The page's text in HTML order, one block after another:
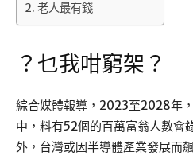
老人最有錢
？乜我咁窮架？
綜合媒體報導，2023至2028年
中，料有52個的百萬富翁人數會
外，台灣或因半導體產業發展而